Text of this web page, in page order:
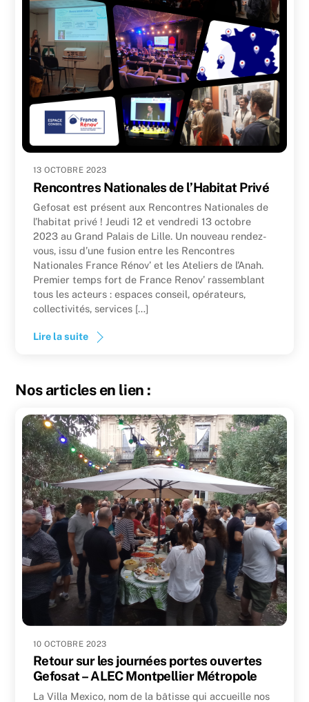
13 OCTOBRE 2023
Rencontres Nationales de l’Habitat Privé
Gefosat est présent aux Rencontres Nationales de
l’habitat privé ! Jeudi 12 et vendredi 13 octobre
2023 au Grand Palais de Lille. Un nouveau rendez-
vous, issu d’une fusion entre les Rencontres
Nationales France Rénov’ et les Ateliers de l’Anah.
Premier temps fort de France Renov’ rassemblant
tous les acteurs : espaces conseil, opérateurs,
collectivités, services […]
Lire la suite
Nos articles en lien :
10 OCTOBRE 2023
Retour sur les journées portes ouvertes
Gefosat – ALEC Montpellier Métropole
La Villa Mexico, nom de la bâtisse qui accueille nos